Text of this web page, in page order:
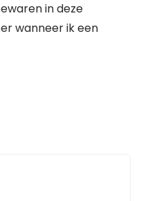
in deze
wanneer ik een